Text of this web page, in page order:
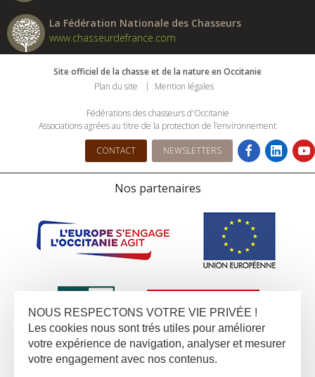
La Fédération Nationale des Chasseurs
www.chasseurdefrance.com
Site officiel de la chasse et de la nature en Occitanie
Plan du site
Mention légales
Fédérations des chasseurs d'Occitanie
Associations agrées au titre de la protection de l’environnement
CONTACT NEWSLETTERS
Nos partenaires
NOUS RESPECTONS VOTRE VIE PRIVÉE !
Les cookies nous sont trés utiles pour améliorer
votre expérience de navigation, analyser et mesurer
votre engagement avec nos contenus.